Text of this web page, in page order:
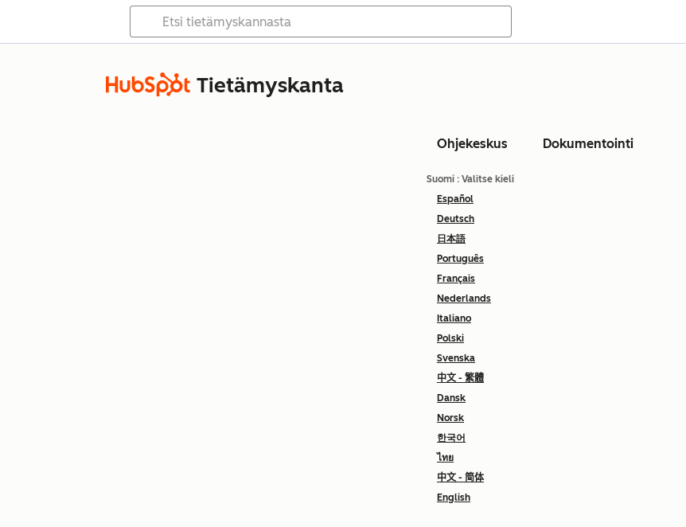
Tietämyskanta
Ohjekeskus Dokumentointi
Suomi : Valitse kieli
Español
Deutsch
日本語
Português
Français
Nederlands
Italiano
Polski
Svenska
中文 - 繁體
Dansk
Norsk
한국어
ไทย
中文 - 简体
English